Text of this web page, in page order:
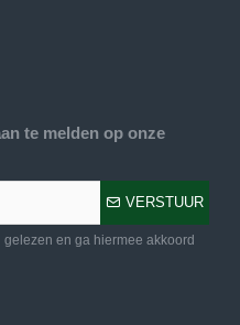
te melden op onze
VERSTUUR
gelezen en ga hiermee akkoord